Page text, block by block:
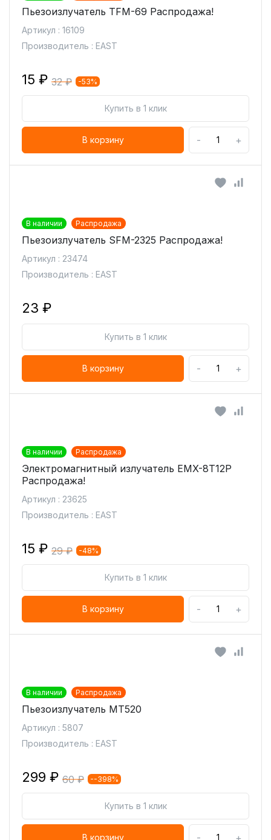
Пьезоизлучатель TFM-69 Распродажа!
Артикул : 16109
Производитель : EAST
15 ₽ 32 ₽ -53%
Купить в 1 клик
В корзину - +
В наличии Распродажа
Пьезоизлучатель SFM-2325 Распродажа!
Артикул : 23474
Производитель : EAST
23 ₽
Купить в 1 клик
В корзину - +
В наличии Распродажа
Электромагнитный излучатель EMX-8T12P
Распродажа!
Артикул : 23625
Производитель : EAST
15 ₽ 29 ₽ -48%
Купить в 1 клик
В корзину - +
В наличии Распродажа
Пьезоизлучатель MT520
Артикул : 5807
Производитель : EAST
299 ₽ 60 ₽ --398%
Купить в 1 клик
В корзину - +